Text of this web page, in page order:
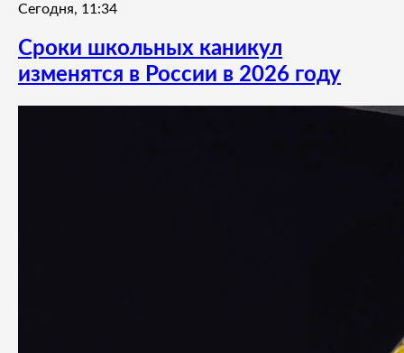
Сегодня, 11:34
Сроки школьных каникул
изменятся в России в 2026 году